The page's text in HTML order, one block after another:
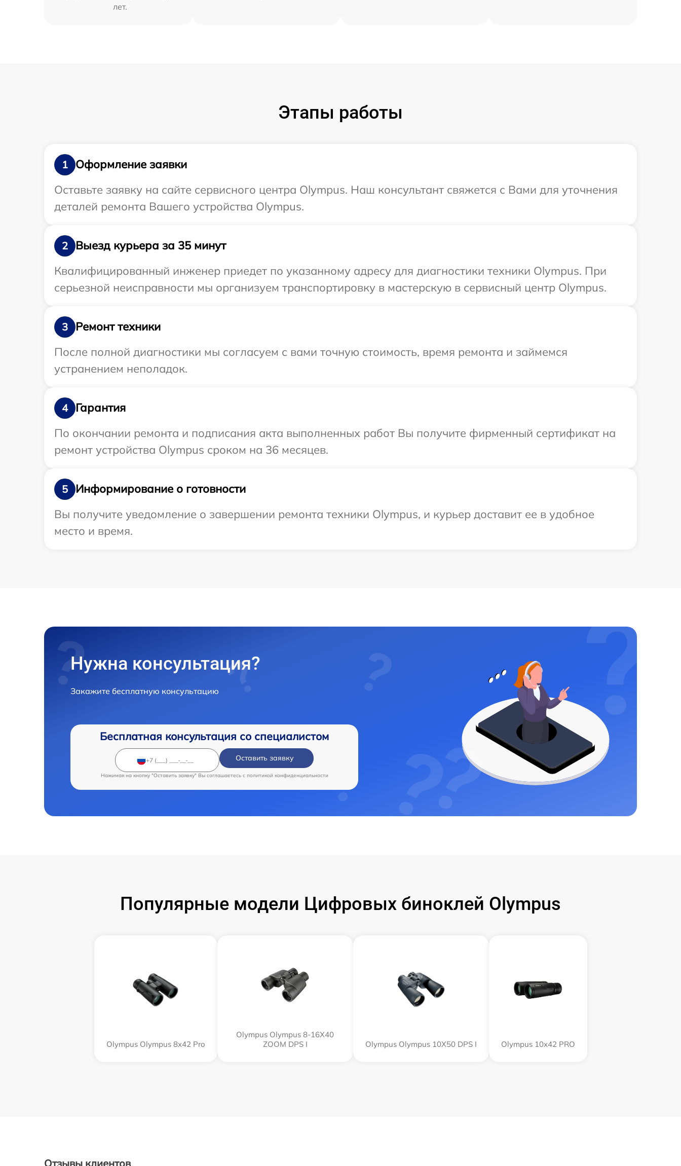
лет.
Этапы работы
1
Оформление заявки
Оставьте заявку на сайте сервисного центра Olympus. Наш консультант свяжется с Вами для уточнения
деталей ремонта Вашего устройства Olympus.
2
Выезд курьера за 35 минут
Квалифицированный инженер приедет по указанному адресу для диагностики техники Olympus. При
серьезной неисправности мы организуем транспортировку в мастерскую в сервисный центр Olympus.
3
Ремонт техники
После полной диагностики мы согласуем с вами точную стоимость, время ремонта и займемся
устранением неполадок.
4
Гарантия
По окончании ремонта и подписания акта выполненных работ Вы получите фирменный сертификат на
ремонт устройства Olympus сроком на 36 месяцев.
5
Информирование о готовности
Вы получите уведомление о завершении ремонта техники Olympus, и курьер доставит ее в удобное
место и время.
Нужна консультация?
Закажите бесплатную консультацию
Бесплатная консультация со специалистом
Оставить заявку
Нажимая на кнопку "Оставить заявку" Вы соглашаетесь c политикой конфиденциальности
Популярные модели Цифровых биноклей Olympus
Olympus Olympus 8x42 Pro
Olympus Olympus 8-16X40
ZOOM DPS I
Olympus Olympus 10X50 DPS I Olympus 10x42 PRO
Отзывы клиентов